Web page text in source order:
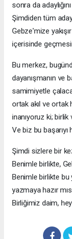
sonra da
Şimdiden tüm
Gebze'mize
içerisinde
Bu merkez,
dayanışmanın ve
samimiyetle
ortak akıl ve ortak
inanıyoruz ki; birlik
Ve biz bu başarıyı
Şimdi sizlere bir
Benimle birlikte,
Benimle birlikte bu
yazmaya hazır
Birliğimiz daim,